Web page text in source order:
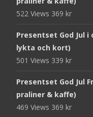
522 Views 369 kr
Presentset God Jul
lykta och kort)
501 Views 339 kr
Presentset God Jul
praliner & kaffe)
469 Views 369 kr